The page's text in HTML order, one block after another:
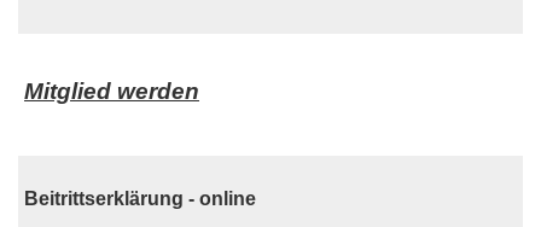
Mitglied werden
Beitrittserklärung - online